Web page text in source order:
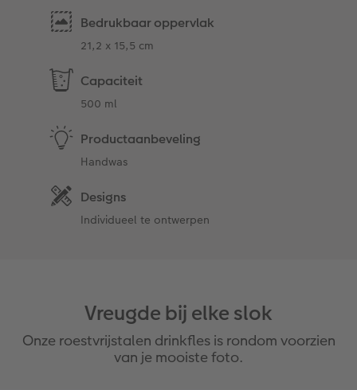
Bedrukbaar oppervlak
21,2 x 15,5 cm
Capaciteit
500 ml
Productaanbeveling
Handwas
Designs
Individueel te ontwerpen
Vreugde bij elke slok
Onze roestvrijstalen drinkfles is rondom voorzien
van je mooiste foto.